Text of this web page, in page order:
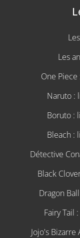
Les
One
Naruto :
Boruto :
Bleach :
Détective
Black
Dragon
Fairy Tail
Jojo's